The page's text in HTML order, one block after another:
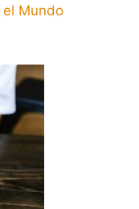
el Mundo